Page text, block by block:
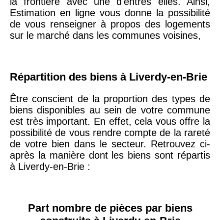
20ème
arrondissement
9 623 € 11 141 €
arrondissement
51100 -Reims 3 036 € 2 667 €
75013 -Paris
13ème
arrondissement
10 073 € 11 085 €
Estimation en ligne vous donne la possibilité
de vous renseigner à propos des logements
sur le marché dans les communes voisines,
Répartition des biens à Liverdy-en-Brie
Être conscient de la proportion des types de
biens disponibles au sein de votre commune
est très important. En effet, cela vous offre la
possibilité de vous rendre compte de la rareté
de votre bien dans le secteur. Retrouvez ci-
après la manière dont les biens sont répartis
à Liverdy-en-Brie :
Part nombre de pièces par biens